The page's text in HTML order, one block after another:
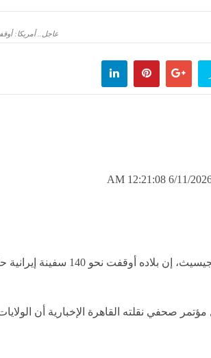
عاجل.. أمريكا: أوقفنا نحو 140 سفينة إيرانية
6/11/2026 12:21:08
إن بلاده أوقفت نحو 140
صحفي نقلته القاهرة الإخبارية أن